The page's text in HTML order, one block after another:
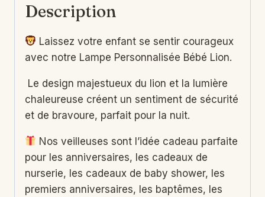
Description
Laissez votre enfant se sentir courageux
avec notre Lampe Personnalisée Bébé Lion.
Le design majestueux du lion et la lumière
chaleureuse créent un sentiment de sécurité
et de bravoure, parfait pour la nuit.
Nos veilleuses sont l’idée cadeau parfaite
pour les anniversaires, les cadeaux de
nurserie, les cadeaux de baby shower, les
premiers anniversaires, les baptêmes, les